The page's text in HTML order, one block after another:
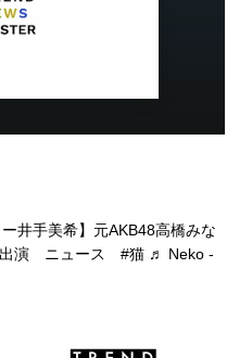
井手美希】元AKB48高橋みな
出演 ニュース #猫 ♬ Neko -